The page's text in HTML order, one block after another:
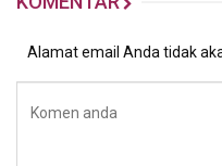
Alamat email Anda tidak